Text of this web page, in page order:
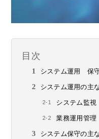
目次
システム運用 保
システム運用の主
システム監視
業務運用管理
システム保守の主